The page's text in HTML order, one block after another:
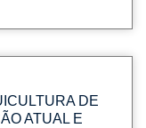
DE
ATUAL E